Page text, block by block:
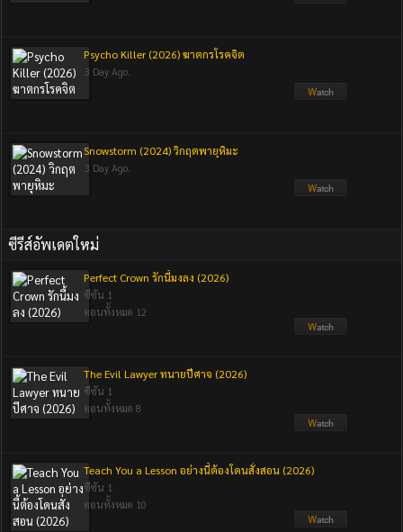
Psycho Killer (2026) ฆาตกรโรคจิต
3 Day Ago.
Snowstorm (2024) วิกฤตพายุหิมะ
3 Day Ago.
ซีรีส์อัพเดตใหม่
Perfect Crown รักนี้มงลง (2026)
ซีซัน 1
ตอนทั้งหมด 12
The Evil Lawyer ทนายปีศาจ (2026)
ซีซัน 1
ตอนทั้งหมด 8
Teach You a Lesson อย่างนี้ต้องโดนสั่งสอน (2026)
ซีซัน 1
ตอนทั้งหมด 10